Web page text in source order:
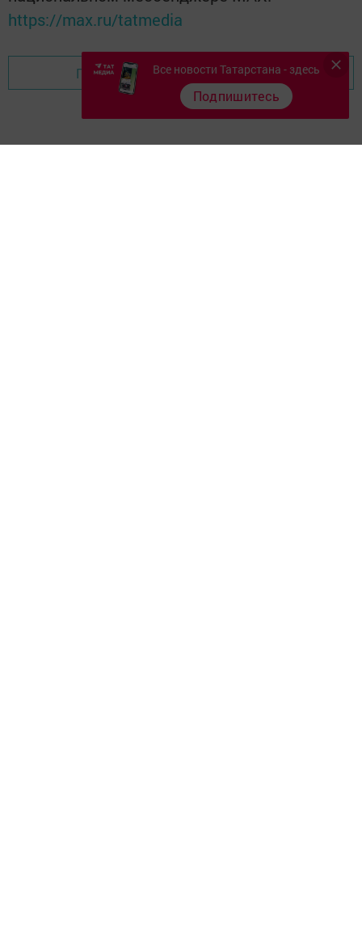
https://max.ru/tatmedia
Перейти на страницу новости
Все новости Татарстана - здесь
Подпишитесь